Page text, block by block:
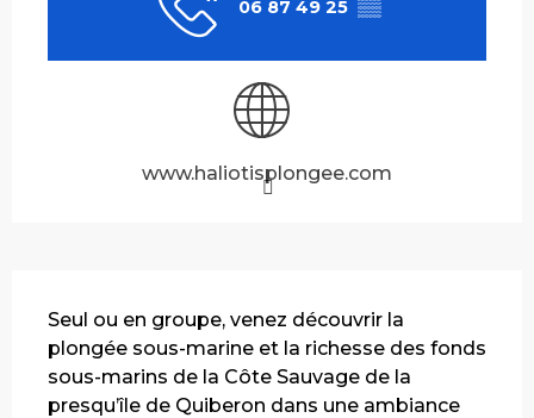
06 87 49 25 ▒▒
www.haliotisplongee.com
Seul ou en groupe, venez découvrir la
plongée sous-marine et la richesse des fonds
sous-marins de la Côte Sauvage de la
presqu’île de Quiberon dans une ambiance